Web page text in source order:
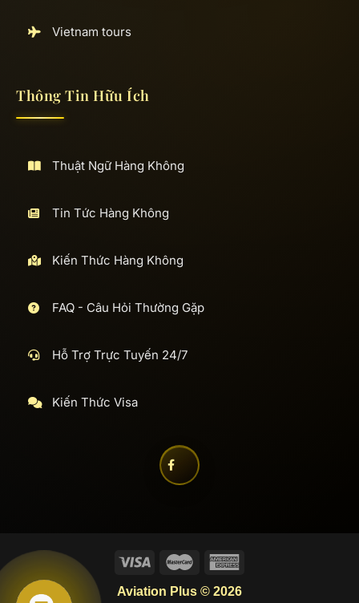
Vietnam tours
Thông Tin Hữu Ích
Thuật Ngữ Hàng Không
Tin Tức Hàng Không
Kiến Thức Hàng Không
FAQ - Câu Hỏi Thường Gặp
Hỗ Trợ Trực Tuyến 24/7
Kiến Thức Visa
Aviation Plus © 2026